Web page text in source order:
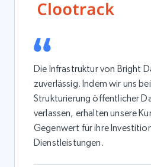
Die Infrastruktur von Bright
zuverlässig. Indem wir uns
Strukturierung öffentlicher
verlassen, erhalten unsere
Gegenwert für ihre
Dienstleistungen.